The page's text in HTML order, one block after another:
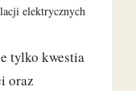
elektrycznych
tylko kwestia
oraz